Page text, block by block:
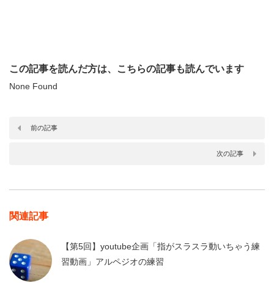
この記事を読んだ方は、こちらの記事も読んでいます
None Found
前の記事
次の記事
関連記事
【第5回】youtube企画「指がスラスラ動いちゃう練
習動画」アルペジオの練習